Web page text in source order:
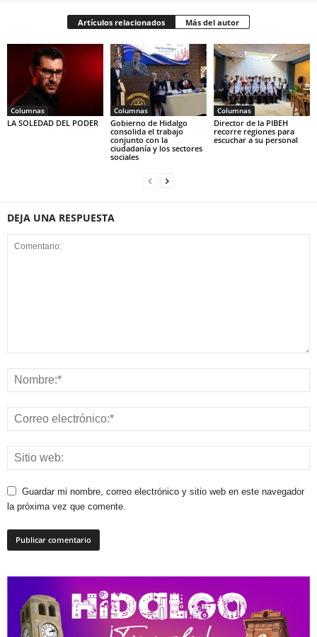
Artículos relacionados Más del autor
Columnas
LA SOLEDAD DEL PODER
Columnas
Gobierno de Hidalgo
consolida el trabajo
conjunto con la
ciudadanía y los sectores
sociales
Columnas
Director de la PIBEH
recorre regiones para
escuchar a su personal
DEJA UNA RESPUESTA
Guardar mi nombre, correo electrónico y sitio web en este navegador
la próxima vez que comente.